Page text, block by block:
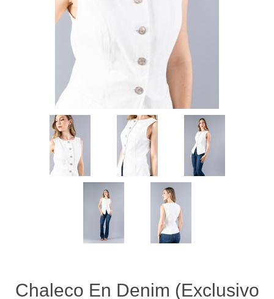
Chaleco En Denim (Exclusivo